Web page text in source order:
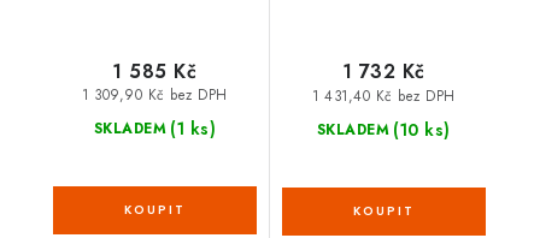
SKLADEM (1 ks)
1 309,90 Kč bez DPH
1 585 Kč
SKLADEM (10 ks)
1 431,40 Kč bez DPH
1 732 Kč